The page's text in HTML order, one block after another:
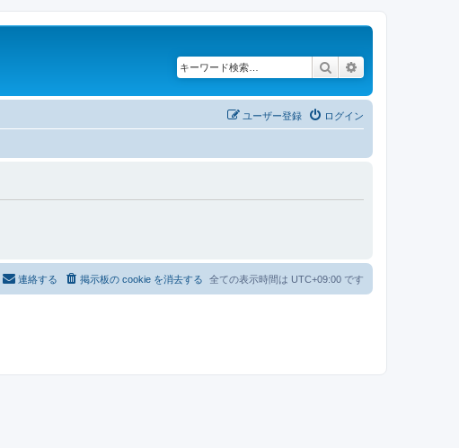
検索
ログイン
ユーザー登録
全ての表示時間は UTC+09:00 です
掲示板の cookie を消去する
連絡する